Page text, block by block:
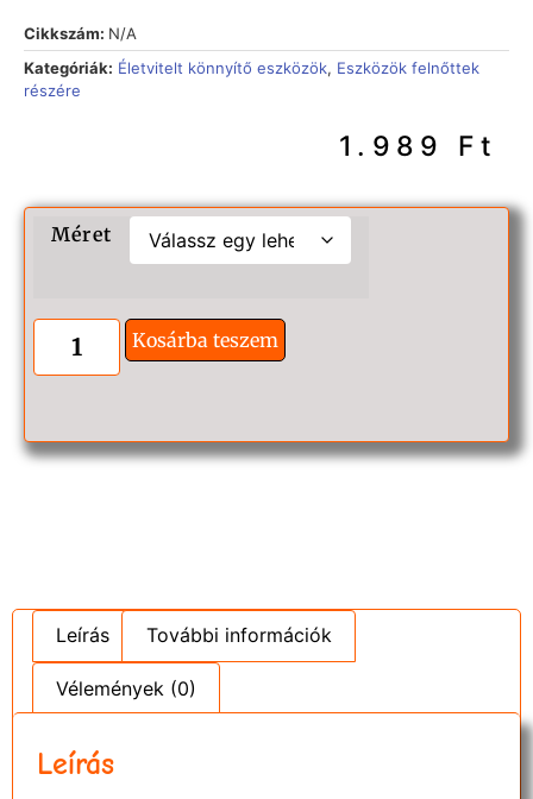
Cikkszám: N/A
Kategóriák: Életvitelt könnyítő eszközök, Eszközök felnőttek
részére
1.989 Ft
Méret
Kosárba teszem
Leírás További információk
Vélemények (0)
Leírás